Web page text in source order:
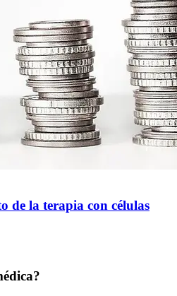
de la terapia con células